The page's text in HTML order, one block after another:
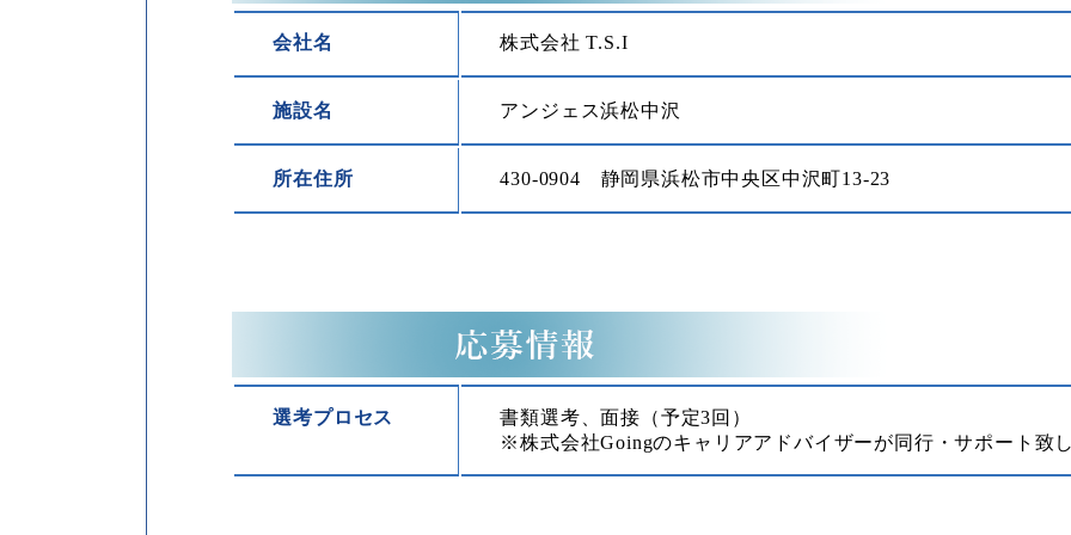
会社名 株式会社 T.S.I
施設名 アンジェス浜松中沢
所在住所 430-0904 静岡県浜松市中央区中沢町13-23
選考プロセス
書類選考、面接（予定3回）
※株式会社Goingのキャリアアドバイザーが同行・サポート致